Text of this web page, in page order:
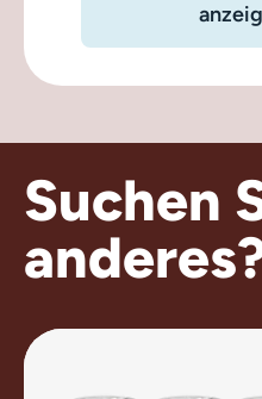
Suchen